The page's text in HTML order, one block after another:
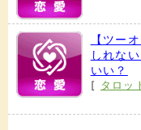
【ツー
しれな
いい？
[ タロッ